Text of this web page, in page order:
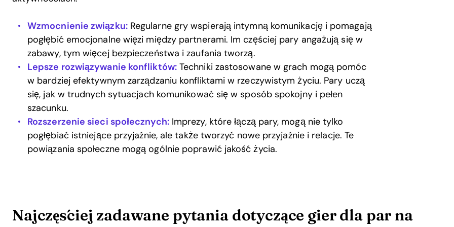
Wzmocnienie związku:Regularne gry wspierają intymną komunikację i pomagają
pogłębić emocjonalne więzi między partnerami. Im częściej pary angażują się w
zabawy, tym więcej bezpieczeństwa i zaufania tworzą.
Lepsze rozwiązywanie konfliktów:Techniki zastosowane w grach mogą pomóc
w bardziej efektywnym zarządzaniu konfliktami w rzeczywistym życiu. Pary uczą
się, jak w trudnych sytuacjach komunikować się w sposób spokojny i pełen
szacunku.
Rozszerzenie sieci społecznych:Imprezy, które łączą pary, mogą nie tylko
pogłębiać istniejące przyjaźnie, ale także tworzyć nowe przyjaźnie i relacje. Te
powiązania społeczne mogą ogólnie poprawić jakość życia.
Najczęściej zadawane pytania dotyczące gier dla par na